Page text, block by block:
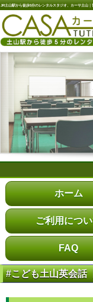
JR土山駅から徒歩5分のレンタルスタジオ、カーサ土山
ホーム
ご利用につ
FAQ
#こども土山英会話